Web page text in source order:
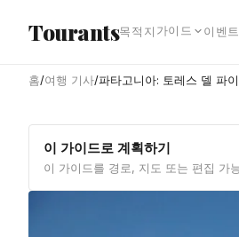
Tourants목적지 가이드 이벤트
홈/여행 기사/파타고니아: 토레스 델 파
이 가이드로 계획하기
이 가이드를 경로, 지도 또는 편집 가